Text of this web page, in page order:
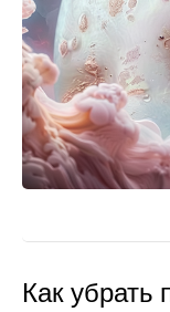
Как убрать